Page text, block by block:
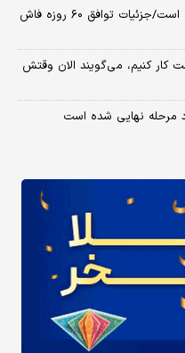
العربیه: توافق بازگشایی تنگه هرمز در راه است/جزئیات توافق ۶۰ روزه فاش
درست کار کنیم، می‌گویند الان وقتش
مرحله نهایی شده است